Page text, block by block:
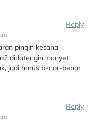
Reply
pingin kesana
didatengin monyet
jadi harus benar-benar
Reply